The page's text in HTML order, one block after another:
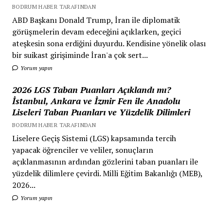
BODRUM HABER TARAFINDAN
ABD Başkanı Donald Trump, İran ile diplomatik
görüşmelerin devam edeceğini açıklarken, geçici
ateşkesin sona erdiğini duyurdu. Kendisine yönelik olası
bir suikast girişiminde İran'a çok sert...
Yorum yapın
2026 LGS Taban Puanları Açıklandı mı?
İstanbul, Ankara ve İzmir Fen ile Anadolu
Liseleri Taban Puanları ve Yüzdelik Dilimleri
BODRUM HABER TARAFINDAN
Liselere Geçiş Sistemi (LGS) kapsamında tercih
yapacak öğrenciler ve veliler, sonuçların
açıklanmasının ardından gözlerini taban puanları ile
yüzdelik dilimlere çevirdi. Milli Eğitim Bakanlığı (MEB),
2026...
Yorum yapın